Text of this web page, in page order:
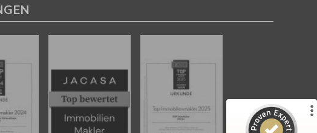
4,67
/
5,00
29
Bewertungen auf
ProvenExpert.com
179
Bewertungen von